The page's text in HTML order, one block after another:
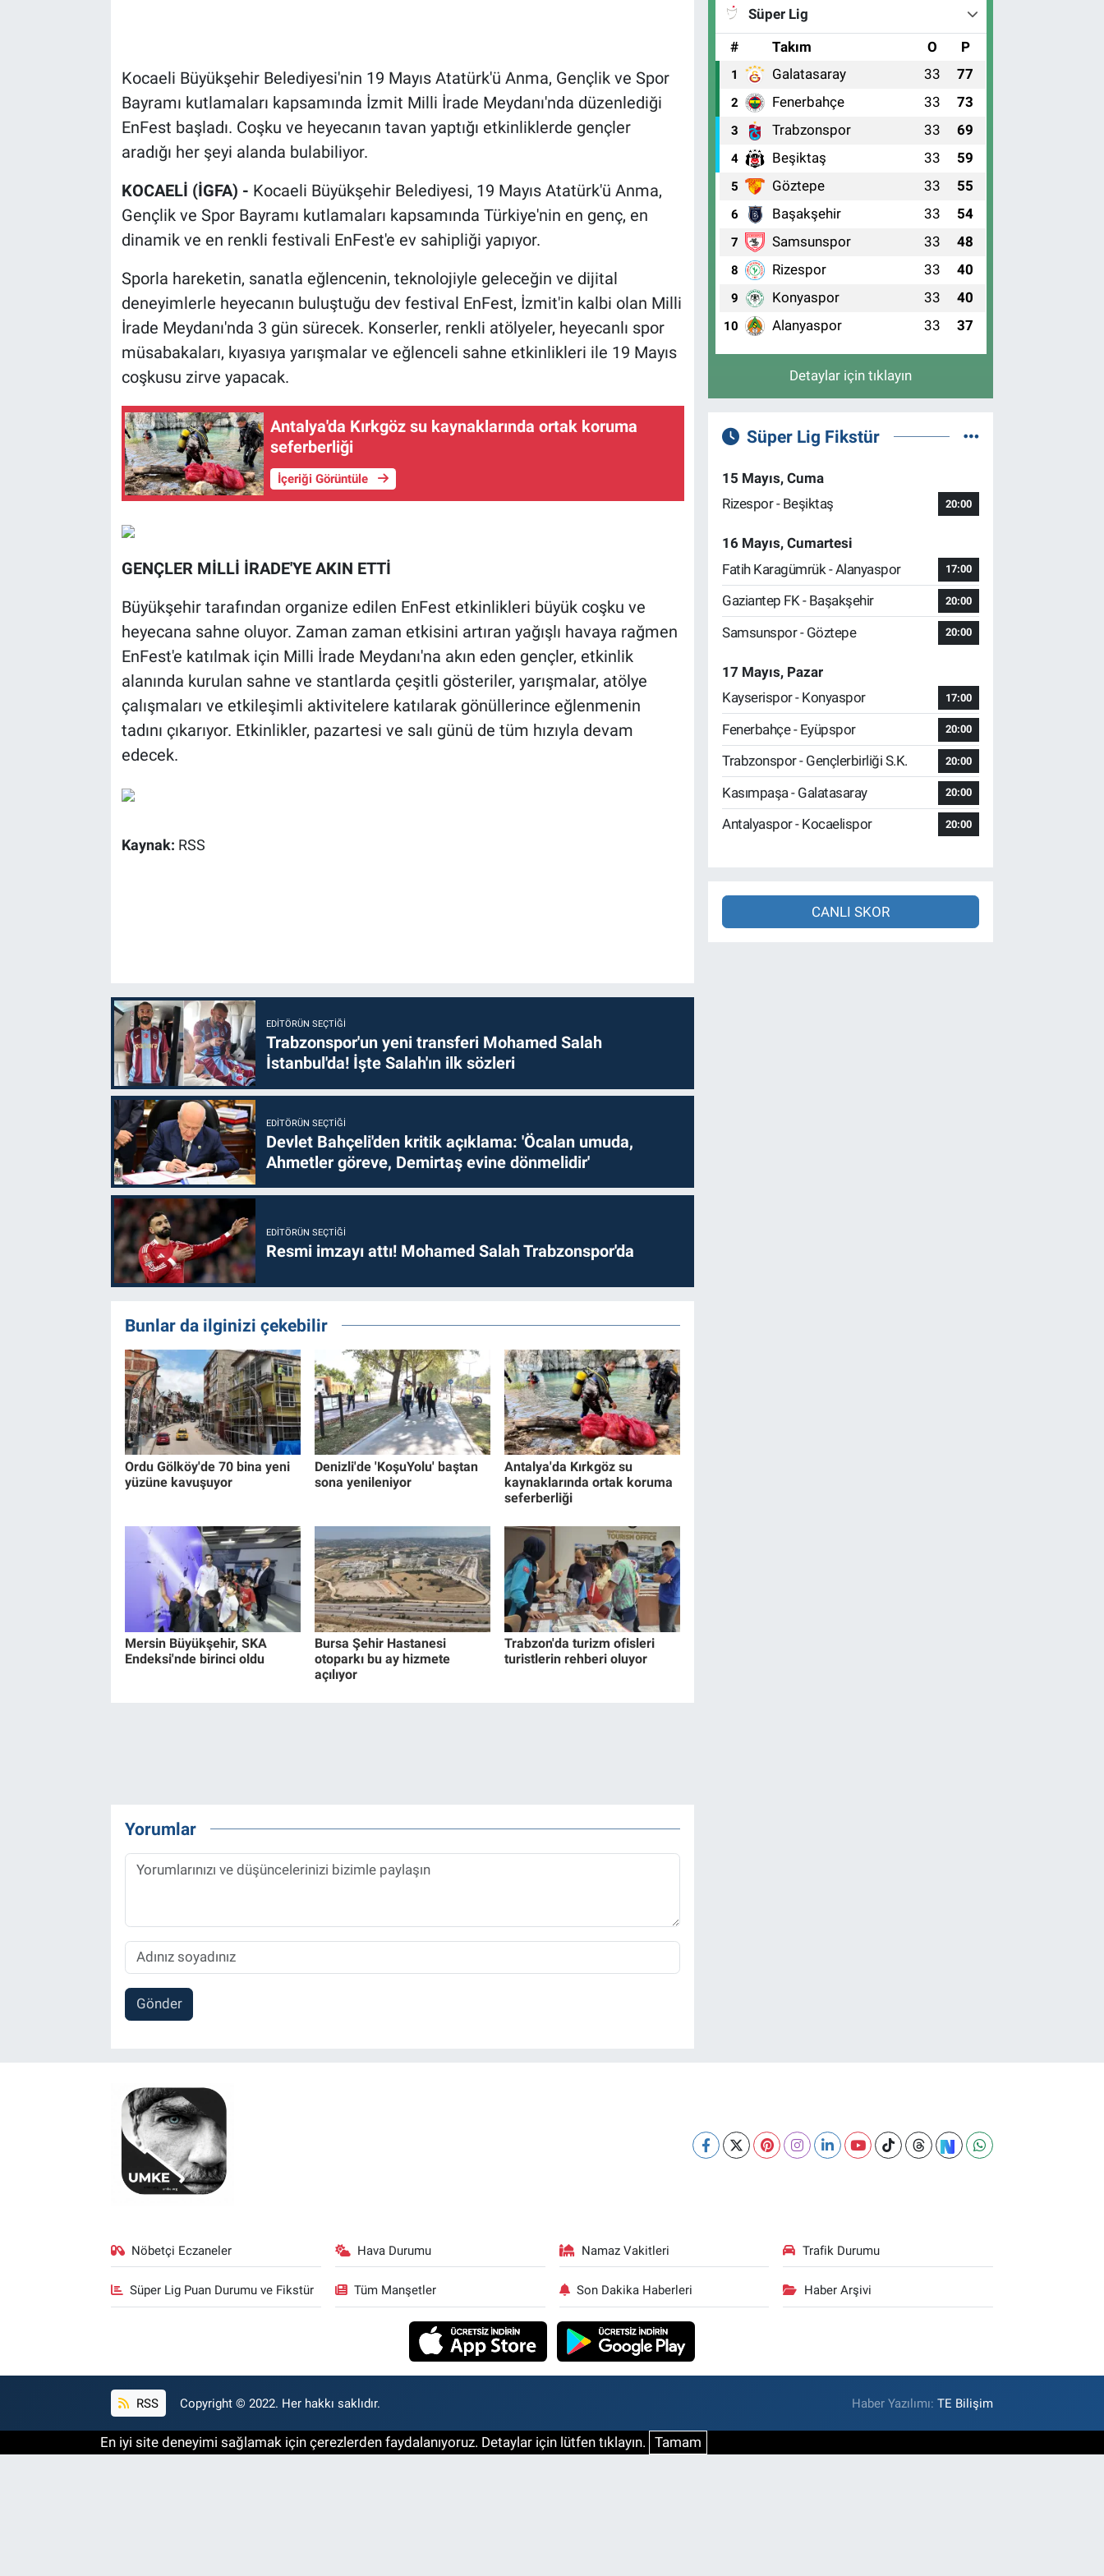
Kocaeli Büyükşehir Belediyesi'nin 19 Mayıs Atatürk'ü Anma, Gençlik ve Spor
Bayramı kutlamaları kapsamında İzmit Milli İrade Meydanı'nda düzenlediği
EnFest başladı. Coşku ve heyecanın tavan yaptığı etkinliklerde gençler
aradığı her şeyi alanda bulabiliyor.
KOCAELİ (İGFA) - Kocaeli Büyükşehir Belediyesi, 19 Mayıs Atatürk'ü Anma,
Gençlik ve Spor Bayramı kutlamaları kapsamında Türkiye'nin en genç, en
dinamik ve en renkli festivali EnFest'e ev sahipliği yapıyor.
Sporla hareketin, sanatla eğlencenin, teknolojiyle geleceğin ve dijital
deneyimlerle heyecanın buluştuğu dev festival EnFest, İzmit'in kalbi olan Milli
İrade Meydanı'nda 3 gün sürecek. Konserler, renkli atölyeler, heyecanlı spor
müsabakaları, kıyasıya yarışmalar ve eğlenceli sahne etkinlikleri ile 19 Mayıs
coşkusu zirve yapacak.
Antalya'da Kırkgöz su kaynaklarında ortak koruma
seferberliği
İçeriği Görüntüle
GENÇLER MİLLİ İRADE'YE AKIN ETTİ
Büyükşehir tarafından organize edilen EnFest etkinlikleri büyük coşku ve
heyecana sahne oluyor. Zaman zaman etkisini artıran yağışlı havaya rağmen
EnFest'e katılmak için Milli İrade Meydanı'na akın eden gençler, etkinlik
alanında kurulan sahne ve stantlarda çeşitli gösteriler, yarışmalar, atölye
çalışmaları ve etkileşimli aktivitelere katılarak gönüllerince eğlenmenin
tadını çıkarıyor. Etkinlikler, pazartesi ve salı günü de tüm hızıyla devam
edecek.
Kaynak: RSS
EDITÖRÜN SEÇTIĞI
Trabzonspor'un yeni transferi Mohamed Salah
İstanbul'da! İşte Salah'ın ilk sözleri
EDITÖRÜN SEÇTIĞI
Devlet Bahçeli'den kritik açıklama: 'Öcalan umuda,
Ahmetler göreve, Demirtaş evine dönmelidir'
EDITÖRÜN SEÇTIĞI
Resmi imzayı attı! Mohamed Salah Trabzonspor'da
Bunlar da ilginizi çekebilir
Ordu Gölköy'de 70 bina yeni
yüzüne kavuşuyor
Denizli'de 'KoşuYolu' baştan
sona yenileniyor
Antalya'da Kırkgöz su
kaynaklarında ortak koruma
seferberliği
Mersin Büyükşehir, SKA
Endeksi'nde birinci oldu
Bursa Şehir Hastanesi
otoparkı bu ay hizmete
açılıyor
Trabzon'da turizm ofisleri
turistlerin rehberi oluyor
Yorumlar
Gönder
Süper Lig
#
Takım O P
1 Galatasaray 33 77
2 Fenerbahçe 33 73
3 Trabzonspor 33 69
4 Beşiktaş 33 59
5 Göztepe 33 55
6 Başakşehir 33 54
7 Samsunspor 33 48
8 Rizespor 33 40
9 Konyaspor 33 40
10 Alanyaspor 33 37
Detaylar için tıklayın
Süper Lig Fikstür
15 Mayıs, Cuma
Rizespor - Beşiktaş
20:00
16 Mayıs, Cumartesi
Fatih Karagümrük - Alanyaspor
17:00
Gaziantep FK - Başakşehir 20:00
Samsunspor - Göztepe 20:00
17 Mayıs, Pazar
Kayserispor - Konyaspor
17:00
Fenerbahçe - Eyüpspor 20:00
Trabzonspor - Gençlerbirliği S.K. 20:00
Kasımpaşa - Galatasaray 20:00
Antalyaspor - Kocaelispor 20:00
CANLI SKOR
Nöbetçi Eczaneler Hava Durumu Namaz Vakitleri Trafik Durumu
Süper Lig Puan Durumu ve Fikstür Tüm Manşetler Son Dakika Haberleri Haber Arşivi
RSS Copyright © 2022. Her hakkı saklıdır. Haber Yazılımı:TE Bilişim
En iyi site deneyimi sağlamak için çerezlerden faydalanıyoruz. Detaylar için lütfen tıklayın. Tamam